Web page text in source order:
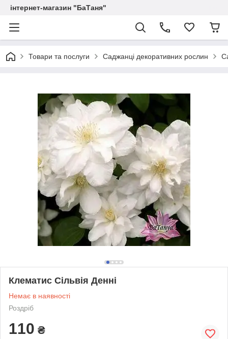
інтернет-магазин "БаТаня"
Товари та послуги Саджанці декоративних рослин
Клематис Сільвія Денні
Немає в наявності
Роздріб
110 ₴